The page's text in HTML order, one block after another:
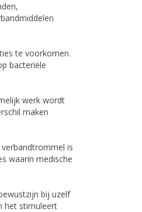
te voorkomen.
bacteriële
werk wordt
maken
is
waarin medische
bij uzelf
het stimuleert